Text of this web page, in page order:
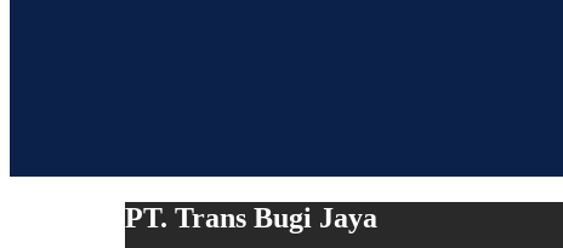
PT. Trans Bugi Jaya